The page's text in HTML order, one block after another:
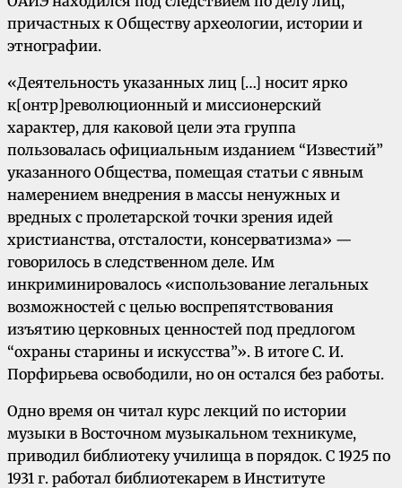
причастных к Обществу археологии, истории и
этнографии.
«Деятельность указанных лиц […] носит ярко
к[онтр]революционный и миссионерский
характер, для каковой цели эта группа
пользовалась официальным изданием “Известий”
указанного Общества, помещая статьи с явным
намерением внедрения в массы ненужных и
вредных с пролетарской точки зрения идей
христианства, отсталости, консерватизма» —
говорилось в следственном деле. Им
инкриминировалось «использование легальных
возможностей с целью воспрепятствования
изъятию церковных ценностей под предлогом
“охраны старины и искусства”». В итоге С. И.
Порфирьева освободили, но он остался без работы.
Одно время он читал курс лекций по истории
музыки в Восточном музыкальном техникуме,
приводил библиотеку училища в порядок. С 1925 по
1931 г. работал библиотекарем в Институте